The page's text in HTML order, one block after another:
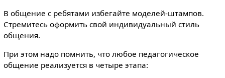
В общение с ребятами избегайте моделей-штампов.
Стремитесь оформить свой индивидуальный стиль
общения.
При этом надо помнить, что любое педагогическое
общение реализуется в четыре этапа: